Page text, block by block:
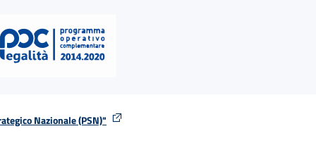
Nazionale (PSN)"